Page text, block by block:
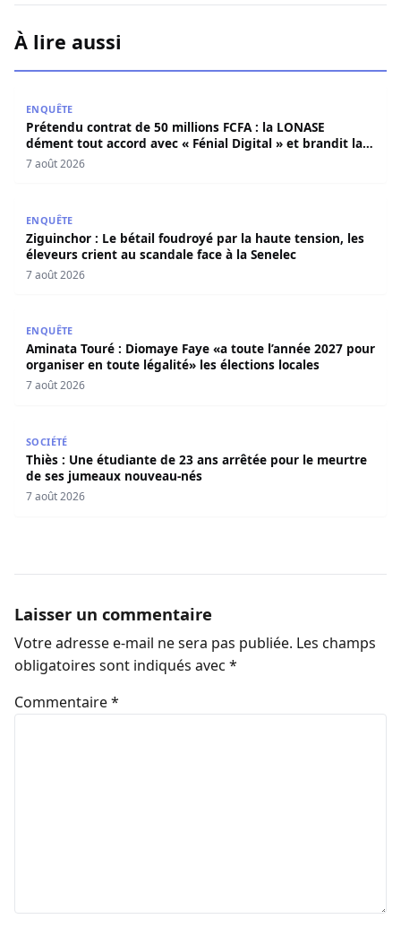
À lire aussi
ENQUÊTE
Prétendu contrat de 50 millions FCFA : la LONASE
dément tout accord avec « Fénial Digital » et brandit la
menace de poursuites
7 août 2026
ENQUÊTE
Ziguinchor : Le bétail foudroyé par la haute tension, les
éleveurs crient au scandale face à la Senelec
7 août 2026
ENQUÊTE
Aminata Touré : Diomaye Faye «a toute l’année 2027 pour
organiser en toute légalité» les élections locales
7 août 2026
SOCIÉTÉ
Thiès : Une étudiante de 23 ans arrêtée pour le meurtre
de ses jumeaux nouveau-nés
7 août 2026
Laisser un commentaire
Votre adresse e-mail ne sera pas publiée. Les champs
obligatoires sont indiqués avec *
Commentaire*